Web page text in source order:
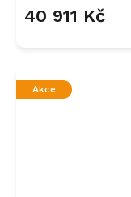
40 911 Kč
Akce